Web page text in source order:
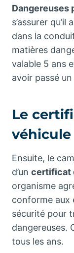
Dangereuses
s’assurer
dans la
matières
valable 5 ans
avoir passé
Le
véhicule
Ensuite, le
d’un certificat
organisme
conforme aux
sécurité pour
dangereuses.
tous les ans.